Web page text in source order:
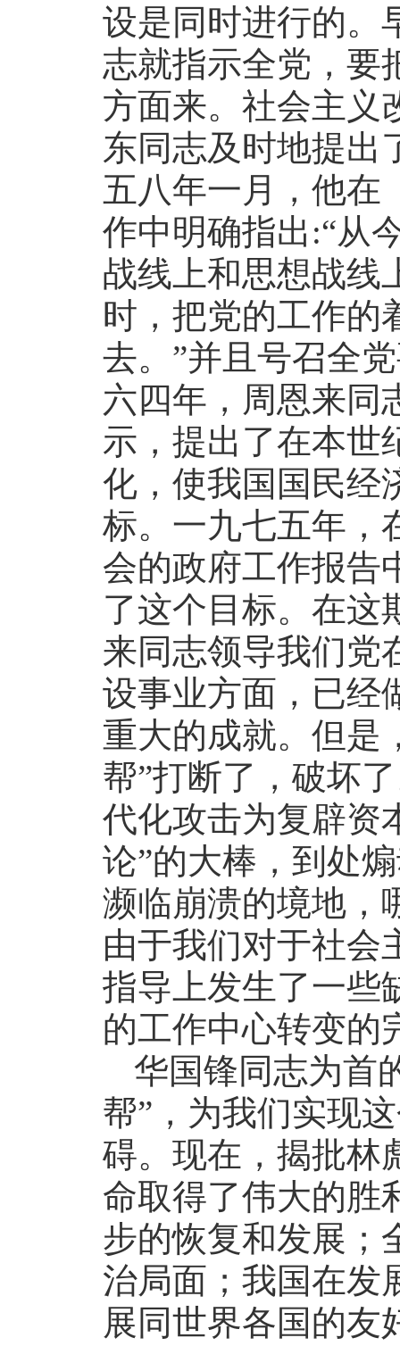
设是同时进行的。
志就指示全党，要
方面来。社会主义
东同志及时地提出
五八年一月，他在
作中明确指出:“从
战线上和思想战线
时，把党的工作的
去。”并且号召全
六四年，周恩来同
示，提出了在本世
化，使我国国民经
标。一九七五年，
会的政府工作报告
了这个目标。在这
来同志领导我们党
设事业方面，已经
重大的成就。但是
帮”打断了，破坏
代化攻击为复辟资
论”的大棒，到处
濒临崩溃的境地，
由于我们对于社会
指导上发生了一些
的工作中心转变的
华国锋同志为首
帮”，为我们实现
碍。现在，揭批林
命取得了伟大的胜
步的恢复和发展；
治局面；我国在发
展同世界各国的友